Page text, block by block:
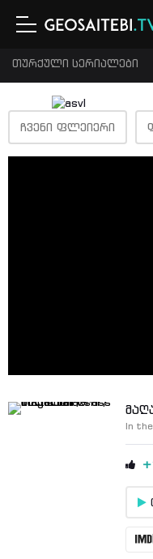
თურქული სერიალები
ᲩᲕᲔᲜᲘ ᲤᲚᲔᲘᲔᲠᲘ
In